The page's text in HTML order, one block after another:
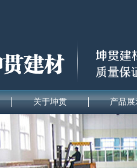
关于坤贯 产品展